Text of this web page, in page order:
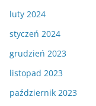
luty 2024
styczeń 2024
grudzień 2023
listopad 2023
październik 2023